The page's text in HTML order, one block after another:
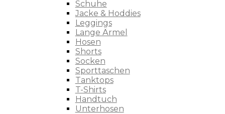
Schuhe
Jacke & Hoddies
Leggings
Lange Ärmel
Hosen
Shorts
Socken
Sporttaschen
Tanktops
T-Shirts
Handtuch
Unterhosen